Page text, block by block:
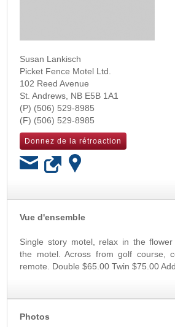
Susan Lankisch
Picket Fence Motel Ltd.
102 Reed Avenue
St. Andrews, NB E5B 1A1
(506) 529-8985
(506) 529-8985
Donnez de la rétroaction
Vue d'ensemble
Single story motel, relax in the
the motel. Across from golf course,
remote. Double $65.00 Twin $75.00
Photos